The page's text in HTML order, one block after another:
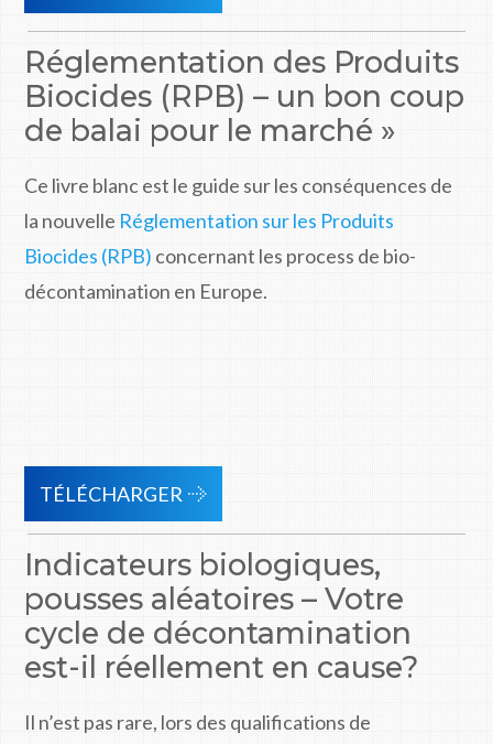
Réglementation des Produits
Biocides (RPB) – un bon coup
de balai pour le marché »
Ce livre blanc est le guide sur les conséquences de
la nouvelle Réglementation sur les Produits
Biocides (RPB) concernant les process de bio-
décontamination en Europe.
TÉLÉCHARGER
Indicateurs biologiques,
pousses aléatoires – Votre
cycle de décontamination
est-il réellement en cause?
Il n’est pas rare, lors des qualifications de